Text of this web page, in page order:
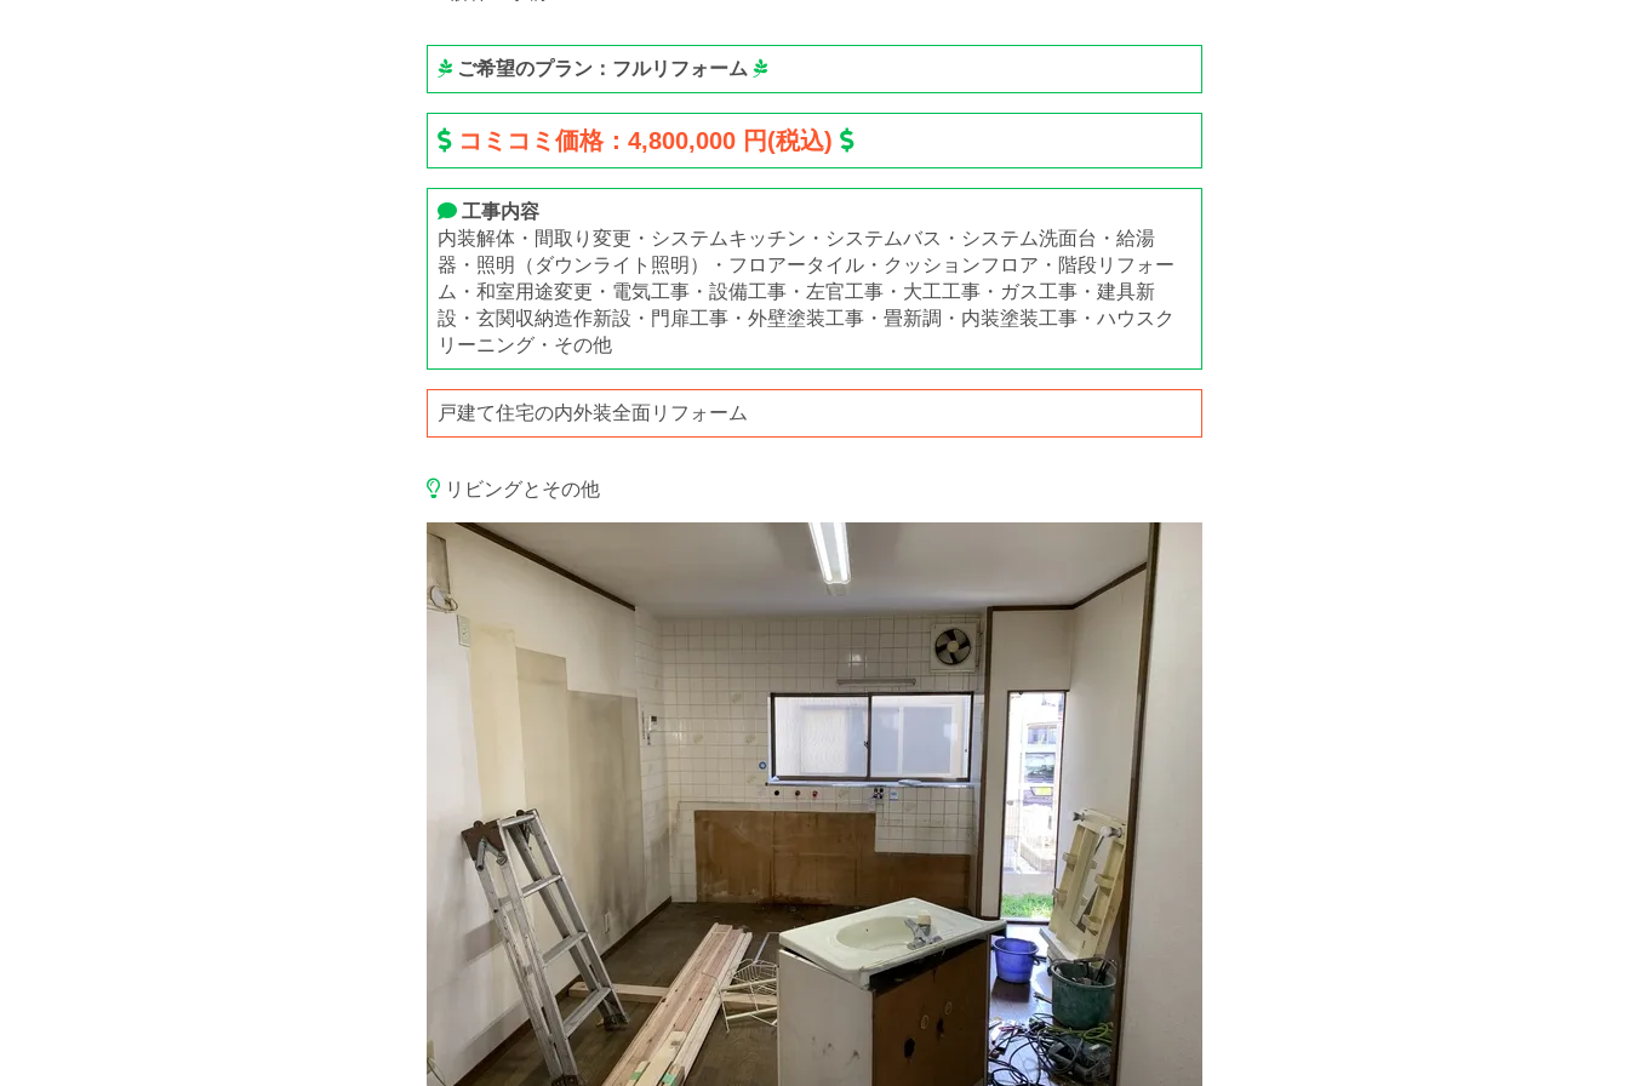
ご希望のプラン：フルリフォーム
コミコミ価格：4,800,000 円(税込)
工事内容
内装解体・間取り変更・システムキッチン・システムバス・システム洗面台・給湯
器・照明（ダウンライト照明）・フロアータイル・クッションフロア・階段リフォー
ム・和室用途変更・電気工事・設備工事・左官工事・大工工事・ガス工事・建具新
設・玄関収納造作新設・門扉工事・外壁塗装工事・畳新調・内装塗装工事・ハウスク
リーニング・その他
戸建て住宅の内外装全面リフォーム
リビングとその他